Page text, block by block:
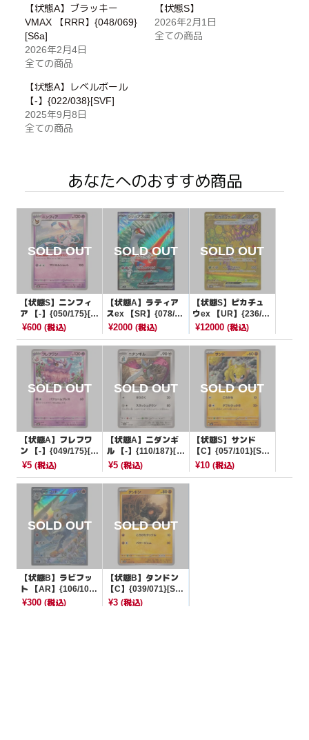
【状態A】ブラッキー
VMAX 【RRR】{048/069}
[S6a]
2026年2月4日
全ての商品
【状態S】
2026年2月1日
全ての商品
【状態A】レベルボール
【-】{022/038}[SVF]
2025年9月8日
全ての商品
あなたへのおすすめ商品
【状態S】ニンフィ
ア 【-】{050/175}[S
VM]
¥600 (税込)
【状態A】ラティア
スex 【SR】{078/06
4}[SV7a]
¥2000(税込)
【状態S】ピカチュ
ウex 【UR】{236/18
7}[SV8a]
¥12000 (税込)
【状態A】フレフワ
ン 【-】{049/175}[S
VM]
¥5 (税込)
【状態A】ニダンギ
ル 【-】{110/187}[S
V8a]
¥5(税込)
【状態S】サンド
【C】{057/101}[SV
6]
¥10 (税込)
【状態B】ラビフッ
ト 【AR】{106/102}
[SV7]
¥300 (税込)
【状態B】タンドン
【C】{039/071}[SV
5K]
¥3(税込)